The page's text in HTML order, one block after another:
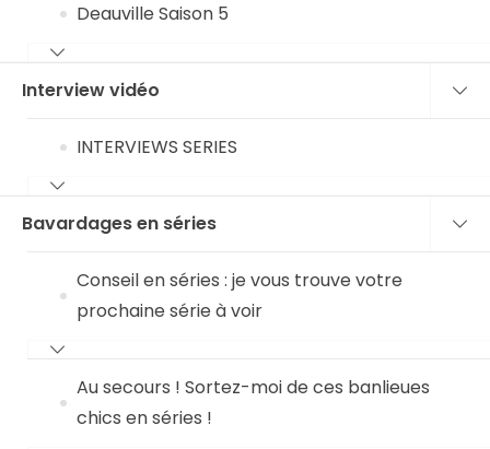
Deauville Saison 5
Interview vidéo
INTERVIEWS SERIES
Bavardages en séries
Conseil en séries : je vous trouve votre
prochaine série à voir
Au secours ! Sortez-moi de ces banlieues
chics en séries !